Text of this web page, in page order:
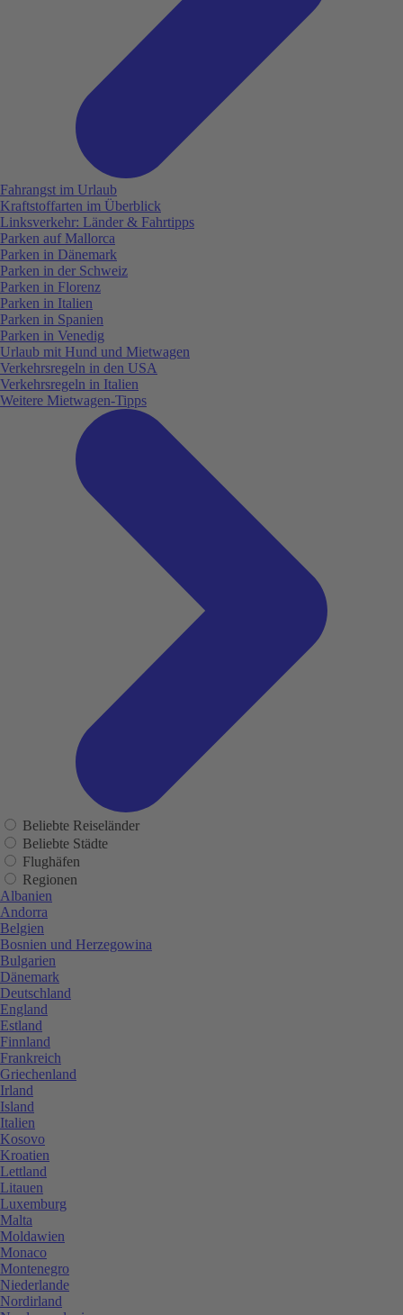
Fahrangst im Urlaub
Kraftstoffarten im Überblick
Linksverkehr: Länder & Fahrtipps
Parken auf Mallorca
Parken in Dänemark
Parken in der Schweiz
Parken in Florenz
Parken in Italien
Parken in Spanien
Parken in Venedig
Urlaub mit Hund und Mietwagen
Verkehrsregeln in den USA
Verkehrsregeln in Italien
Weitere Mietwagen-Tipps
Beliebte Reiseländer
Beliebte Städte
Flughäfen
Regionen
Albanien
Andorra
Belgien
Bosnien und Herzegowina
Bulgarien
Dänemark
Deutschland
England
Estland
Finnland
Frankreich
Griechenland
Irland
Island
Italien
Kosovo
Kroatien
Lettland
Litauen
Luxemburg
Malta
Moldawien
Monaco
Montenegro
Niederlande
Nordirland